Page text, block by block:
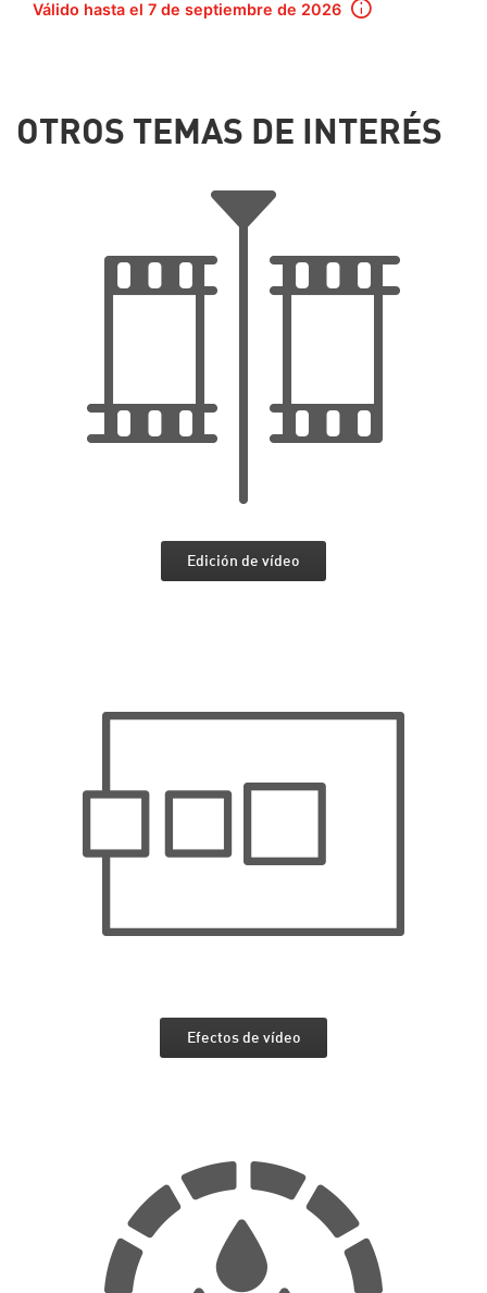
Válido hasta el 7 de septiembre de 2026
OTROS TEMAS DE INTERÉS
Edición de vídeo
Efectos de vídeo